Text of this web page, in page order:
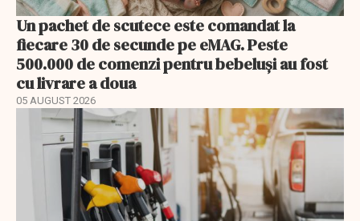
Un pachet de scutece este comandat la
fiecare 30 de secunde pe eMAG. Peste
500.000 de comenzi pentru bebeluși au fost
cu livrare a doua
05 AUGUST 2026